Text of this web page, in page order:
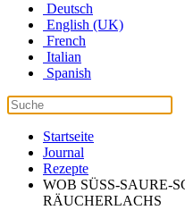
Deutsch
English (UK)
French
Italian
Spanish
Startseite
Journal
Rezepte
WOB SÜSS-SAURE-
RÄUCHERLACHS